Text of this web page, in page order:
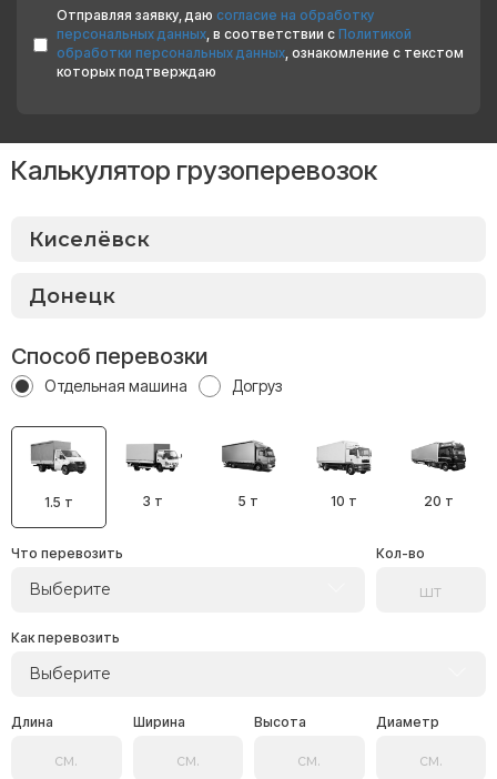
Отправляя заявку, даю согласие на обработку
персональных данных, в соответствии с Политикой
обработки персональных данных, ознакомление с текстом
которых подтверждаю
Калькулятор грузоперевозок
Способ перевозки
Отдельная машина Догруз
1.5 т 3 т 5 т 10 т 20 т
Что перевозить
Выберите
Кол-во
Как перевозить
Выберите
Длина Ширина Высота Диаметр